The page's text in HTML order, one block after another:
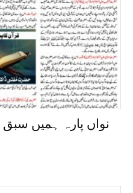
نواں پارہ ہمیں سبق